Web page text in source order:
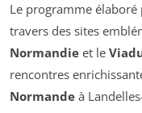
Le programme
travers des sites
Normandie et le
rencontres
Normande à